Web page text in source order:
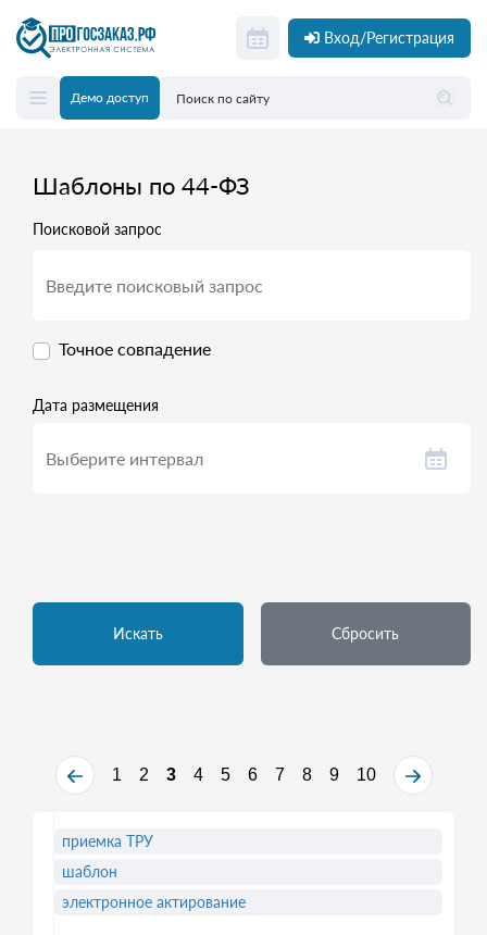
Вход/Регистрация
Демо доступ
Шаблоны по 44-ФЗ
Поисковой запрос
Точное совпадение
Дата размещения
Искать Сбросить
1 2 3 4 5 6 7 8 9 10
приемка ТРУ
шаблон
электронное актирование